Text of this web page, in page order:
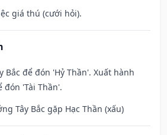
giá thú (cưới hỏi).
Bắc để đón 'Hỷ Thần'. Xuất hành
'Tài Thần'.
Tây Bắc gặp Hạc Thần (xấu)